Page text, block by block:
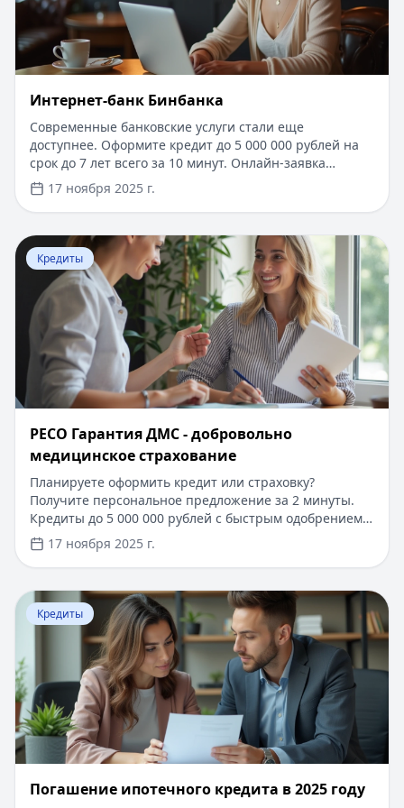
Интернет-банк Бинбанка
Современные банковские услуги стали еще
доступнее. Оформите кредит до 5 000 000 рублей на
срок до 7 лет всего за 10 минут. Онлайн-заявка
рассматривается моментально, нужен только
паспорт. Первые 14 дней - льготный период по
сниженной ставке. Получение средств на карту
любого банка в течение часа после одобрения.
Удобное управление кредитом через личный кабинет
с возможностью досрочного погашения без комиссий.
17 ноября 2025 г.
Перейти к статье:​РЕСО Гарантия ДМС - добровольно
Кредиты
​РЕСО Гарантия ДМС - добровольно
медицинское страхование
Планируете оформить кредит или страховку?
Получите персональное предложение за 2 минуты.
Кредиты до 5 000 000 рублей с быстрым одобрением
по паспорту. Первый займ под 0%, решение за 15
минут. На портале Кредитный Зай вы найдете
выгодные условия кредитования и страхования от
надежных компаний. Узнайте больше о программах
ДМС и других финансовых продуктах, подберите
оптимальное решение под ваши потребности.
17 ноября 2025 г.
Перейти к статье:Погашение ипотечного кредита в
Кредиты
Погашение ипотечного кредита в 2025 году